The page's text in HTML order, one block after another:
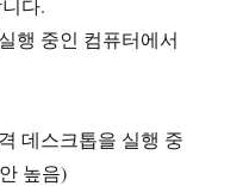
다.
행 중인 컴퓨터에서
데스크톱을 실행 중
높음)